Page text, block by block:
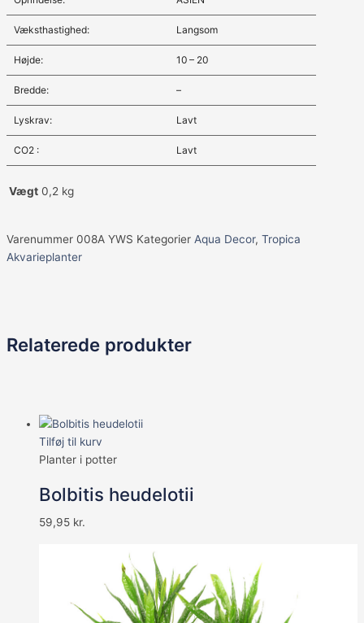
Væksthastighed: Langsom
Højde: 10 – 20
Bredde: –
Lyskrav: Lavt
CO2 : Lavt
Vægt 0,2 kg
Varenummer 008A YWS Kategorier Aqua Decor, Tropica
Akvarieplanter
Relaterede produkter
Tilføj til kurv
Planter i potter
Bolbitis heudelotii
59,95 kr.